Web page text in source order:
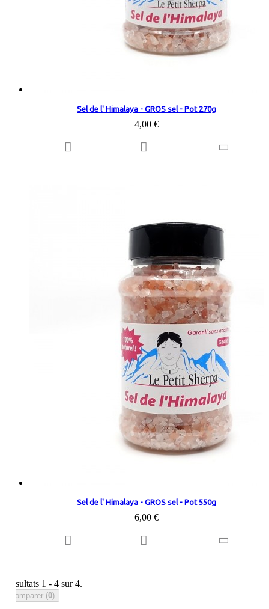
Sel de l' Himalaya - GROS sel - Pot 270g
4,00 €
Sel de l' Himalaya - GROS sel - Pot 550g
6,00 €
Résultats 1 - 4 sur 4.
Comparer (0)